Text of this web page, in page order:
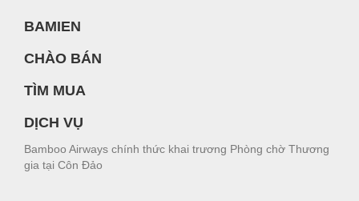
BAMIEN
CHÀO BÁN
TÌM MUA
DỊCH VỤ
Bamboo Airways chính thức khai trương Phòng chờ Thương
gia tại Côn Đảo